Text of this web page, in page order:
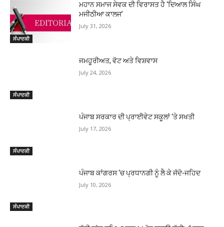
ਸੰਪਾਦਕੀ
ਮਹਾਨ ਸਮਾਜ ਸੇਵਕ ਦੀ ਵਿਰਾਸਤ ਹੈ ‘ਦਿਆਲ ਸਿੰਘ
ਮਜੀਠੀਆ ਕਾਲਜ’
July 31, 2026
ਸੰਪਾਦਕੀ
ਜਮਹੂਰੀਅਤ, ਵੋਟ ਅਤੇ ਵਿਸ਼ਵਾਸ
July 24, 2026
ਸੰਪਾਦਕੀ
ਪੰਜਾਬ ਸਰਕਾਰ ਦੀ ਪ੍ਰਾਈਵੇਟ ਸਕੂਲਾਂ ‘ਤੇ ਸਖਤੀ
July 17, 2026
ਸੰਪਾਦਕੀ
ਪੰਜਾਬ ਕਾਂਗਰਸ ‘ਚ ਪ੍ਰਧਾਨਗੀ ਨੂੰ ਲੈ ਕੇ ਜੱਦੋ-ਜਹਿਦ
July 10, 2026